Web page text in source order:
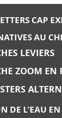
CAP
AU
LEVIERS
ZOOM EN
DE L’EAU